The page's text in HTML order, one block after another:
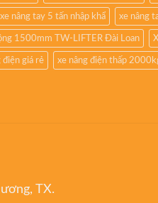
xe nâng tay 5 tấn nhập khẩ xe nâng
1500mm TW-LIFTER Đài Loan
điện giá rẻ xe nâng điện thấp
TX.